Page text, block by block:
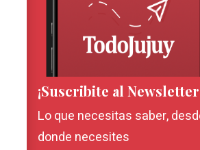
¡Suscribite al
Lo que necesitas saber,
donde necesites